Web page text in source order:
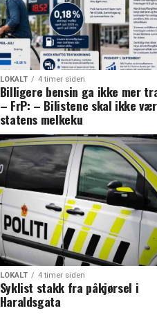
LOKALT 4 timer siden
Billigere bensin ga ikke mer
– FrP: – Bilistene skal ikke
statens melkeku
LOKALT 4 timer siden
Syklist stakk fra påkjørsel i
Haraldsgata